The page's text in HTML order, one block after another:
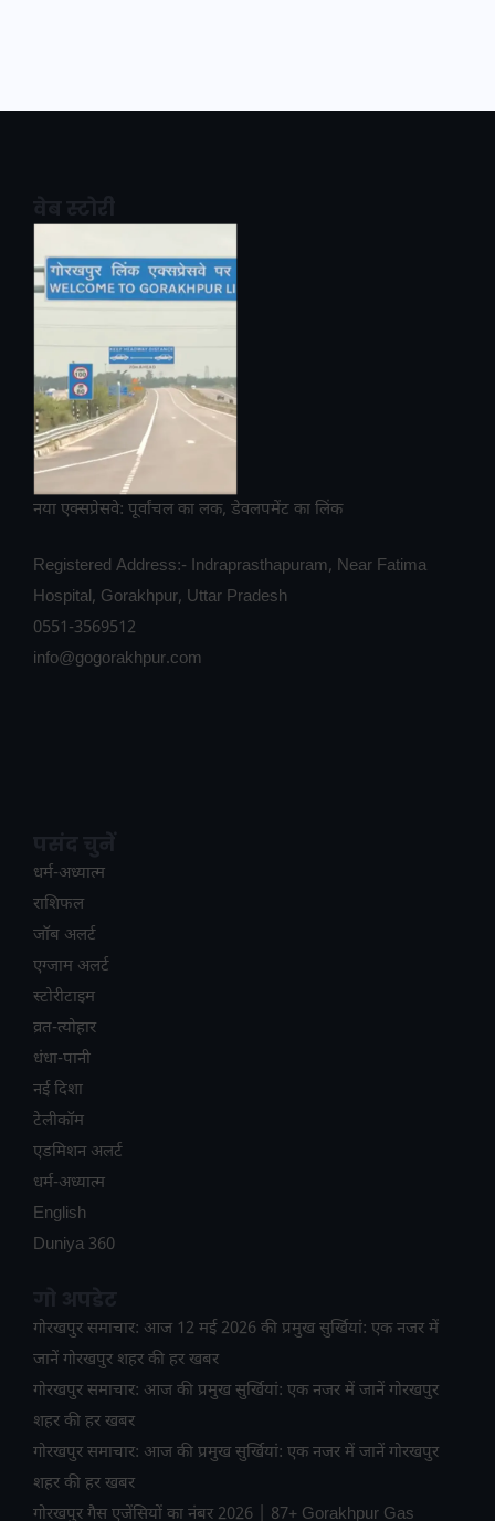
नया एक्सप्रेसवे: पूर्वांचल का लक, डेवलपमेंट का लिंक
Registered Address:- Indraprasthapuram, Near Fatima
Hospital, Gorakhpur, Uttar Pradesh
0551-3569512
info@gogorakhpur.com
धर्म-अध्यात्म
राशिफल
जॉब अलर्ट
एग्जाम अलर्ट
स्टोरीटाइम
व्रत-त्योहार
धंधा-पानी
नई दिशा
टेलीकॉम
ए​डमिशन अलर्ट
धर्म-अध्यात्म
English
Duniya 360
गोरखपुर समाचार: आज 12 मई 2026 की प्रमुख सुर्खियां: एक नजर में
जानें गोरखपुर शहर की हर खबर
गोरखपुर समाचार: आज की प्रमुख सुर्खियां: एक नजर में जानें गोरखपुर
शहर की हर खबर
गोरखपुर समाचार: आज की प्रमुख सुर्खियां: एक नजर में जानें गोरखपुर
शहर की हर खबर
गोरखपुर गैस एजेंसियों का नंबर 2026 | 87+ Gorakhpur Gas